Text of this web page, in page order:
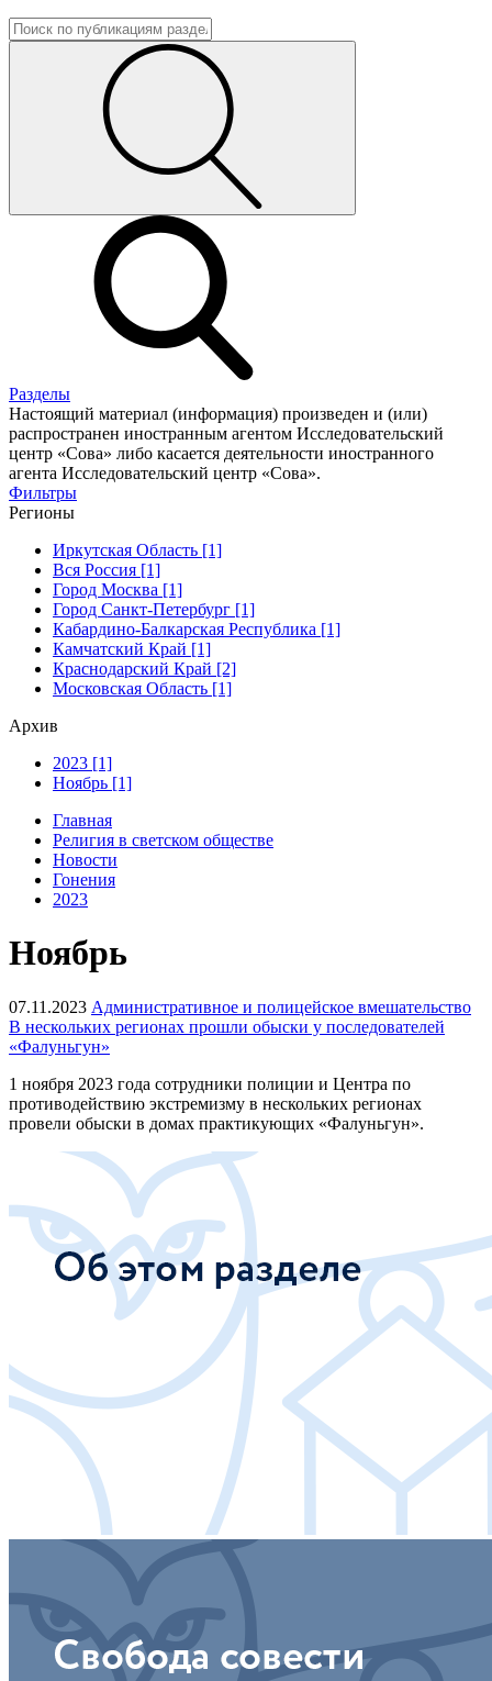
Разделы
Настоящий материал (информация) произведен и (или)
распространен иностранным агентом Исследовательский
центр «Сова» либо касается деятельности иностранного
агента Исследовательский центр «Сова».
Фильтры
Регионы
Иркутская Область [1]
Вся Россия [1]
Город Москва [1]
Город Санкт-Петербург [1]
Кабардино-Балкарская Республика [1]
Камчатский Край [1]
Краснодарский Край [2]
Московская Область [1]
Архив
2023 [1]
Ноябрь [1]
Главная
Религия в светском обществе
Новости
Гонения
2023
Ноябрь
07.11.2023 Административное и полицейское вмешательство
В нескольких регионах прошли обыски у последователей
«Фалуньгун»
1 ноября 2023 года сотрудники полиции и Центра по
противодействию экстремизму в нескольких регионах
провели обыски в домах практикующих «Фалуньгун».